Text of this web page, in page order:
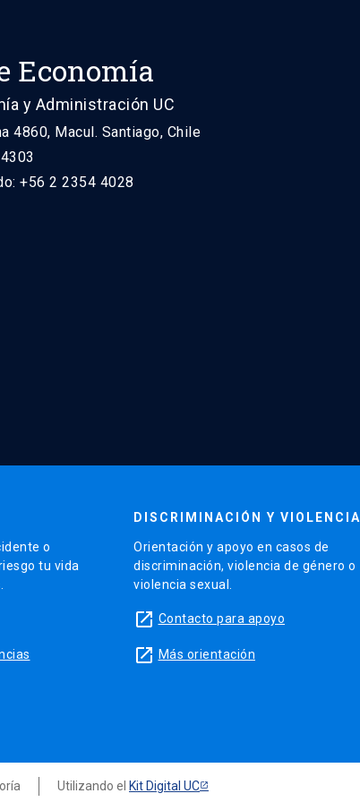
Economía
y Administración UC
4860, Macul. Santiago, Chile
+56 2 2354 4028
o
tu vida
DISCRIMINACIÓN Y VIOLENCIA
Orientación y apoyo en casos de
discriminación, violencia de género o
violencia sexual.
launch Contacto para apoyo
launch Más orientación
Utilizando el Kit Digital UC